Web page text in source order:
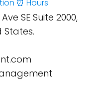
⏰ Hours
SE Suite 2000,
States.